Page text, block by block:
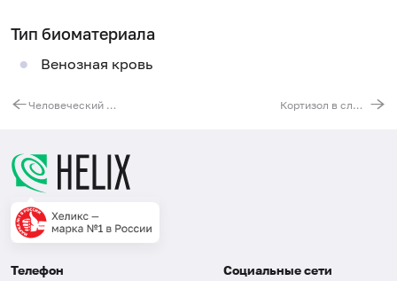
Тип биоматериала
Венозная кровь
Человеческий эпидидимальный протеин 4 (HE4) Кортизол в слюне
Телефон Социальные сети